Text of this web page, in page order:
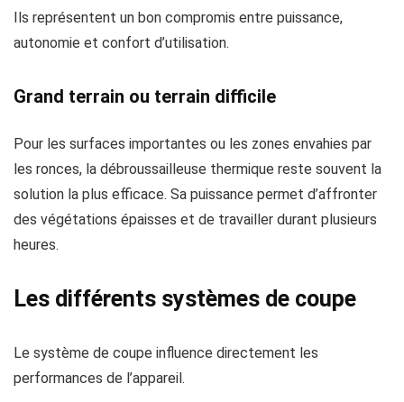
Ils représentent un bon compromis entre puissance,
autonomie et confort d’utilisation.
Grand terrain ou terrain difficile
Pour les surfaces importantes ou les zones envahies par
les ronces, la débroussailleuse thermique reste souvent la
solution la plus efficace. Sa puissance permet d’affronter
des végétations épaisses et de travailler durant plusieurs
heures.
Les différents systèmes de coupe
Le système de coupe influence directement les
performances de l’appareil.